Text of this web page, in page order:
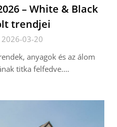
– White & Black
trendjei
2026-03-20
anyagok és az álom
titka felfedve.…